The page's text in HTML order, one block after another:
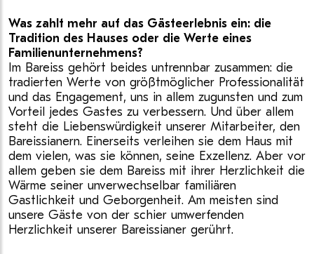
Was zahlt mehr auf das Gästeerlebnis ein: die
Tradition des Hauses oder die Werte eines
Familienunternehmens?
Im Bareiss gehört beides untrennbar zusammen: die
tradierten Werte von größtmöglicher Professionalität
und das Engagement, uns in allem zugunsten und zum
Vorteil jedes Gastes zu verbessern. Und über allem
steht die Liebenswürdigkeit unserer Mitarbeiter, den
Bareissianern. Einerseits verleihen sie dem Haus mit
dem vielen, was sie können, seine Exzellenz. Aber vor
allem geben sie dem Bareiss mit ihrer Herzlichkeit die
Wärme seiner unverwechselbar familiären
Gastlichkeit und Geborgenheit. Am meisten sind
unsere Gäste von der schier umwerfenden
Herzlichkeit unserer Bareissianer gerührt.